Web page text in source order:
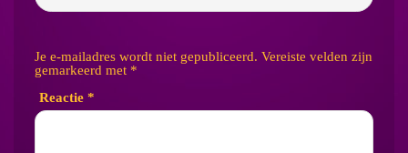
Je e-mailadres wordt niet gepubliceerd. Vereiste velden zijn
gemarkeerd met *
Reactie *